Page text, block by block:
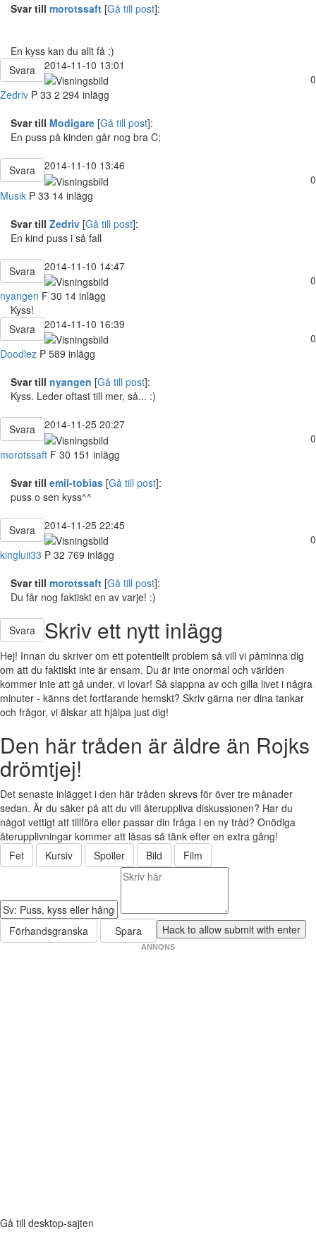
Svar till morotssaft [Gå till post]:
En kyss kan du allt få ;)
Svara
2014-11-10 13:01
0
Zedriv P 33 2 294 inlägg
Svar till Modigare [Gå till post]:
En puss på kinden går nog bra C;
Svara
2014-11-10 13:46
0
Musik P 33 14 inlägg
Svar till Zedriv [Gå till post]:
En kind puss i så fall
Svara
2014-11-10 14:47
0
nyangen F 30 14 inlägg
Kyss!
Svara
2014-11-10 16:39
0
Doodlez P 589 inlägg
Svar till nyangen [Gå till post]:
Kyss. Leder oftast till mer, så... :)
Svara
2014-11-25 20:27
0
morotssaft F 30 151 inlägg
Svar till emil-tobias [Gå till post]:
puss o sen kyss^^
Svara
2014-11-25 22:45
0
kingluii33 P 32 769 inlägg
Svar till morotssaft [Gå till post]:
Du får nog faktiskt en av varje! :)
Svara Skriv ett nytt inlägg
Hej! Innan du skriver om ett potentiellt problem så vill vi påminna dig
om att du faktiskt inte är ensam. Du är inte onormal och världen
kommer inte att gå under, vi lovar! Så slappna av och gilla livet i några
minuter - känns det fortfarande hemskt? Skriv gärna ner dina tankar
och frågor, vi älskar att hjälpa just dig!
Den här tråden är äldre än Rojks
drömtjej!
Det senaste inlägget i den här tråden skrevs för över tre månader
sedan. Är du säker på att du vill återuppliva diskussionen? Har du
något vettigt att tillföra eller passar din fråga i en ny tråd? Onödiga
återupplivningar kommer att låsas så tänk efter en extra gång!
Fet
Kursiv Spoiler Bild Film
Förhandsgranska Spara
ANNONS
Gå till desktop-sajten